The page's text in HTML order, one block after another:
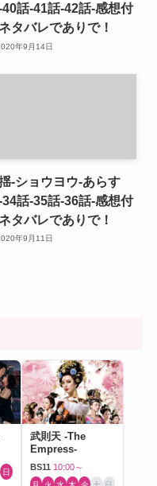
40話-41話-42話-感想付
タバレでありで！
年9月14日
-ショウヨウ-あらす
34話-35話-36話-感想付
タバレでありで！
年9月11日
日
武則天 -The
Empress-
BS11 10:00～